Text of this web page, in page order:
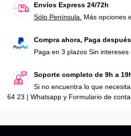
Envíos Express 24/72h
Sólo Península. Más opciones
Compra ahora, Paga
Paga en 3 plazos Sin intereses
Soporte completo de 9h a
Si no encuentra lo que
64 23 | Whatsapp y Formulario de